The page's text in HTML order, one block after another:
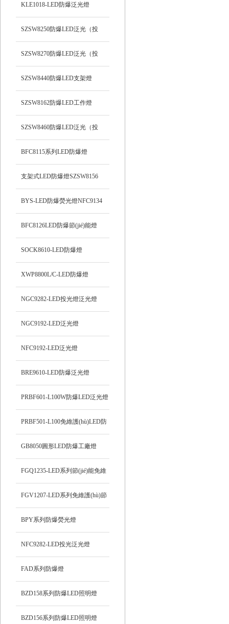
支架式
KLE1018-LED防爆泛光燈
SZSW8250防爆LED泛光（投
光）工作燈
SZSW8270防爆LED泛光（投
光）燈
SZSW8440防爆LED支架燈
SZSW8162防爆LED工作燈
SZSW8460防爆LED泛光（投
光）工作燈
BFC8115系列LED防爆燈
支架式LED防爆燈SZSW8156
BYS-LED防爆熒光燈NFC9134
BFC8126LED防爆節(jié)能燈
SOCK8610-LED防爆燈
XWP8800L/C-LED防爆燈
NGC9282-LED投光燈泛光燈
NGC9192-LED泛光燈
NFC9192-LED泛光燈
BRE9610-LED防爆泛光燈
PRBF601-L100W防爆LED泛光燈
PRBF501-L100免維護(hù)LED防
爆投光燈
GB8050圓形LED防爆工廠燈
FGQ1235-LED系列節(jié)能免維
護(hù)防爆投光燈
FGV1207-LED系列免維護(hù)節
(jié)能防爆燈
BPY系列防爆熒光燈
NFC9282-LED投光泛光燈
FAD系列防爆燈
BZD158系列防爆LED照明燈
BZD156系列防爆LED照明燈